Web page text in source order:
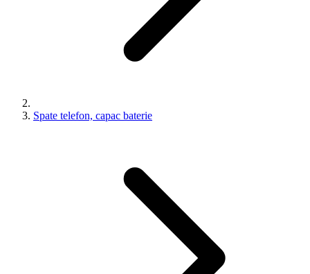
Spate telefon, capac baterie